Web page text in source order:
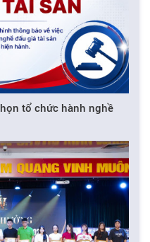
tổ chức hành nghề